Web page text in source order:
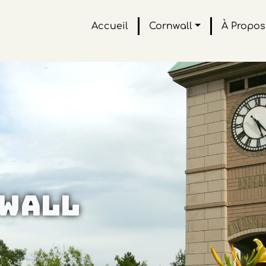
Accueil Cornwall À Propos